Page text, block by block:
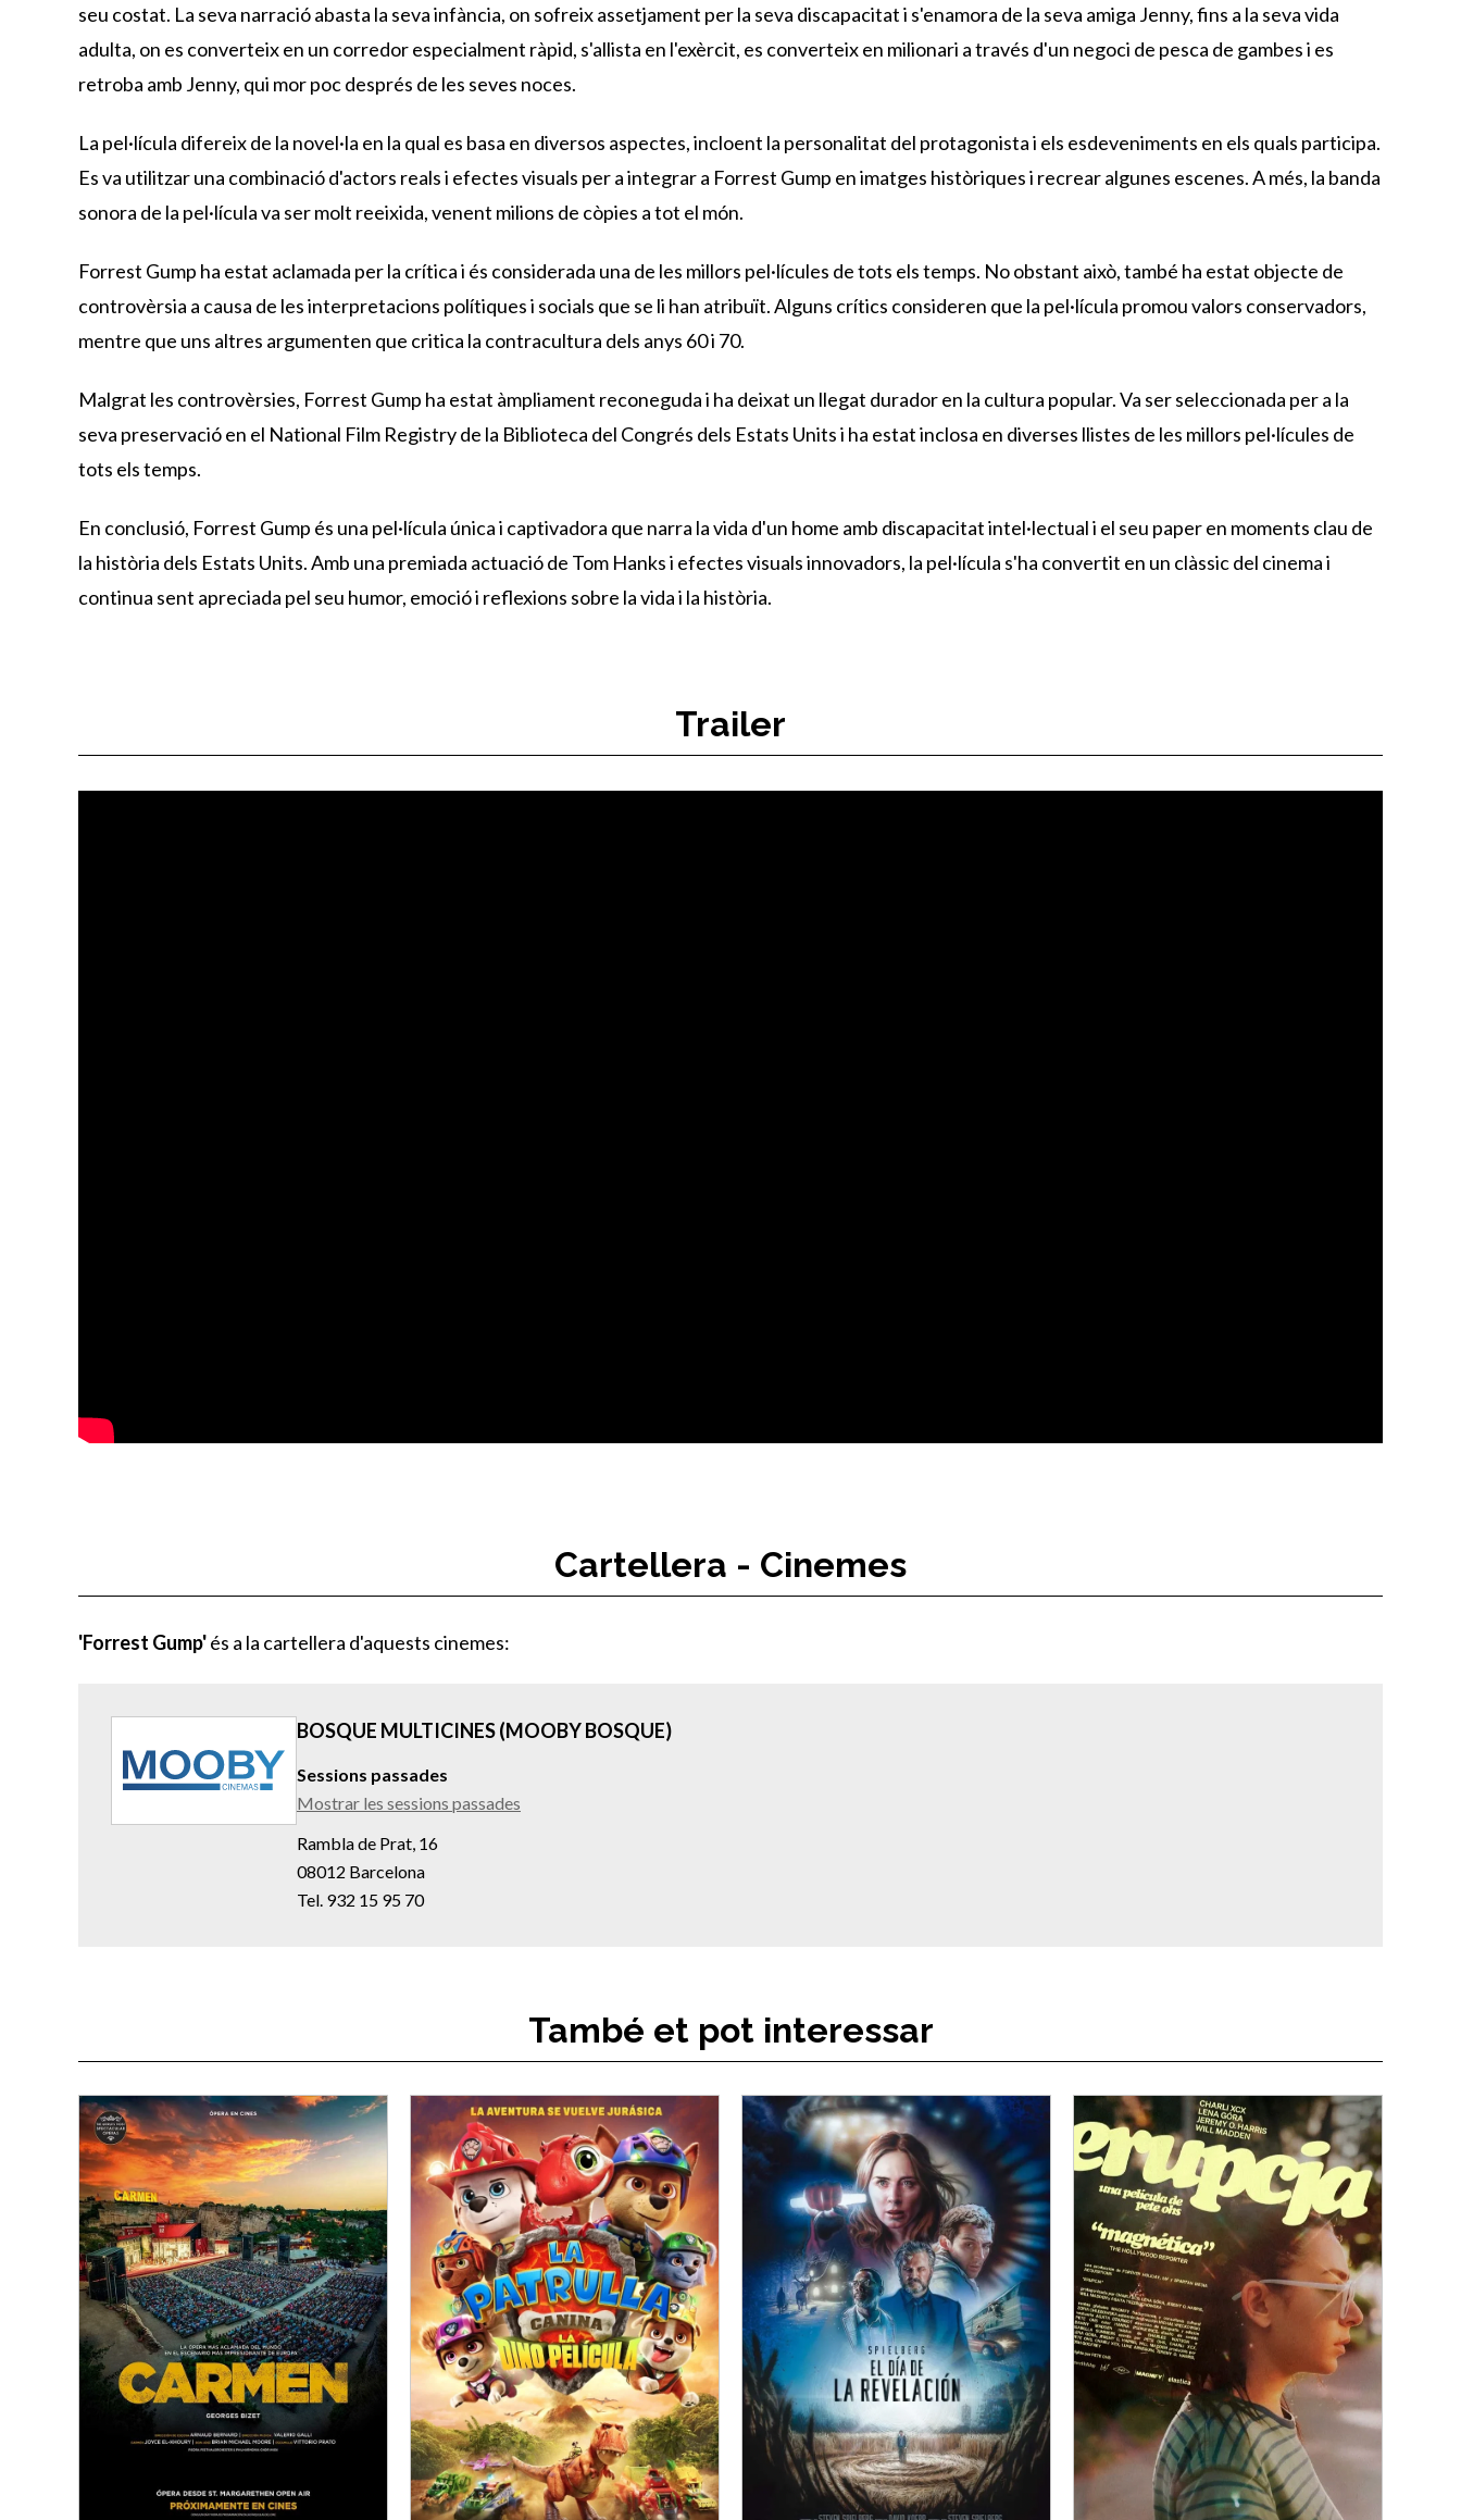
seu costat. La seva narració abasta la seva infància, on sofreix assetjament per la seva discapacitat i s'enamora de la seva amiga Jenny, fins a la seva vida
adulta, on es converteix en un corredor especialment ràpid, s'allista en l'exèrcit, es converteix en milionari a través d'un negoci de pesca de gambes i es
retroba amb Jenny, qui mor poc després de les seves noces.
La pel·lícula difereix de la novel·la en la qual es basa en diversos aspectes, incloent la personalitat del protagonista i els esdeveniments en els quals participa.
Es va utilitzar una combinació d'actors reals i efectes visuals per a integrar a Forrest Gump en imatges històriques i recrear algunes escenes. A més, la banda
sonora de la pel·lícula va ser molt reeixida, venent milions de còpies a tot el món.
Forrest Gump ha estat aclamada per la crítica i és considerada una de les millors pel·lícules de tots els temps. No obstant això, també ha estat objecte de
controvèrsia a causa de les interpretacions polítiques i socials que se li han atribuït. Alguns crítics consideren que la pel·lícula promou valors conservadors,
mentre que uns altres argumenten que critica la contracultura dels anys 60 i 70.
Malgrat les controvèrsies, Forrest Gump ha estat àmpliament reconeguda i ha deixat un llegat durador en la cultura popular. Va ser seleccionada per a la
seva preservació en el National Film Registry de la Biblioteca del Congrés dels Estats Units i ha estat inclosa en diverses llistes de les millors pel·lícules de
tots els temps.
En conclusió, Forrest Gump és una pel·lícula única i captivadora que narra la vida d'un home amb discapacitat intel·lectual i el seu paper en moments clau de
la història dels Estats Units. Amb una premiada actuació de Tom Hanks i efectes visuals innovadors, la pel·lícula s'ha convertit en un clàssic del cinema i
continua sent apreciada pel seu humor, emoció i reflexions sobre la vida i la història.
Trailer
Cartellera - Cinemes
'Forrest Gump'és a la cartellera d'aquests cinemes:
BOSQUE MULTICINES (MOOBY BOSQUE)
Sessions passades
Mostrar les sessions passades
Rambla de Prat, 16
08012 Barcelona
Tel. 932 15 95 70
També et pot interessar